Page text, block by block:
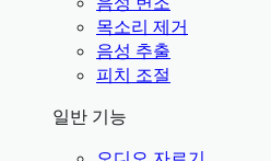
목소리 제거
음성 추출
피치 조절
일반 기능